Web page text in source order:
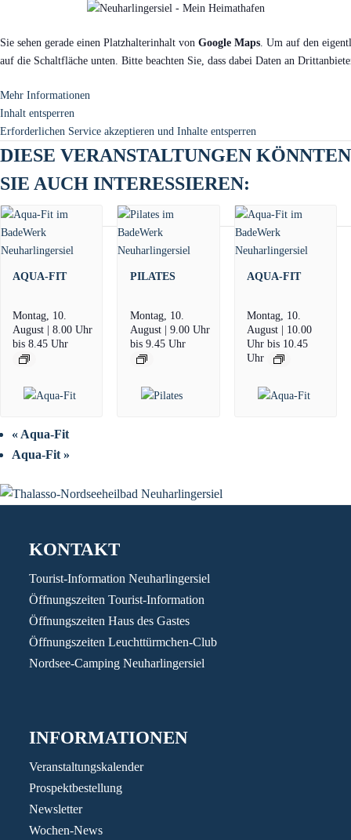
Sie sehen gerade einen Platzhalterinhalt von Google Maps . Um auf den
auf die Schaltfläche unten. Bitte beachten Sie, dass dabei Daten an
Mehr Informationen
Inhalt entsperren
Erforderlichen Service akzeptieren und Inhalte entsperren
DIESE VERANSTALTUNGEN KÖNNTEN
SIE AUCH INTERESSIEREN:
AQUA-FIT
Montag, 10.
August | 8.00 Uhr
bis8.45 Uhr
PILATES
Montag, 10.
August | 9.00 Uhr
bis 9.45 Uhr
AQUA-FIT
Montag, 10.
August | 10.00
Uhrbis 10.45
Uhr
« Aqua-Fit
Aqua-Fit »
KONTAKT
Tourist-Information Neuharlingersiel
Öffnungszeiten Tourist-Information
Öffnungszeiten Haus des Gastes
Öffnungszeiten Leuchttürmchen-Club
Nordsee-Camping Neuharlingersiel
INFORMATIONEN
Veranstaltungskalender
Prospektbestellung
Newsletter
Wochen-News